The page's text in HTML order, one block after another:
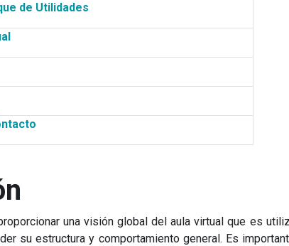
de Utilidades
una visión global del aula virtual que es
su estructura y comportamiento general. Es